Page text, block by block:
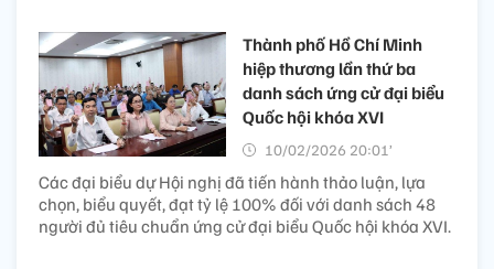
Thành phố Hồ Chí Minh
hiệp thương lần thứ ba
danh sách ứng cử đại biểu
Quốc hội khóa XVI
10/02/2026 20:01’
Các đại biểu dự Hội nghị đã tiến hành thảo luận, lựa
chọn, biểu quyết, đạt tỷ lệ 100% đối với danh sách 48
người đủ tiêu chuẩn ứng cử đại biểu Quốc hội khóa XVI.